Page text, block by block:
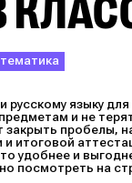
русскому языку
и не
закрыть пробелы,
итоговой
удобнее и
на